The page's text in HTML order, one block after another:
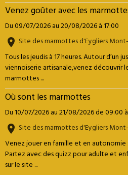
Venez goûter avec les
Du 09/07/2026au 20/08/2026à 17:00
Site des marmottes d'Eygliers
Tous les jeudis à 17 heures. Autour d’un
viennoiserie artisanale,venez découvrir
marmottes ...
Où sont les marmottes
Du 10/07/2026au 21/08/2026de 09:00
Site des marmottes d'Eygliers
Venez jouer en famille et en
Partez avec des quizz pour adulte et
sur le site ...